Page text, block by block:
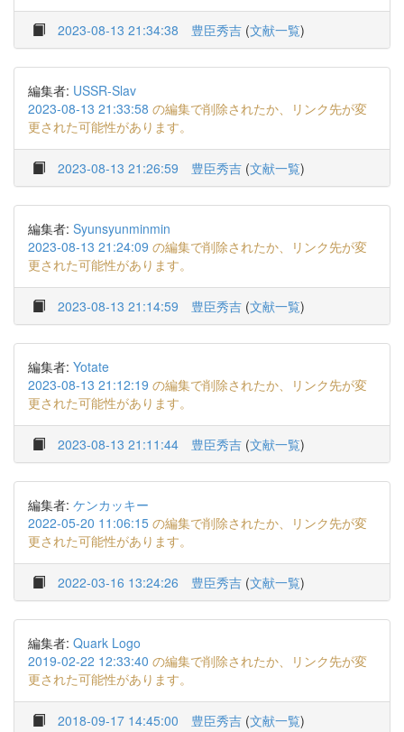
2023-08-13 21:34:38 豊臣秀吉 (文献一覧)
編集者: USSR-Slav
2023-08-13 21:33:58 の編集で削除されたか、リンク先が変
更された可能性があります。
2023-08-13 21:26:59 豊臣秀吉 (文献一覧)
編集者: Syunsyunminmin
2023-08-13 21:24:09 の編集で削除されたか、リンク先が変
更された可能性があります。
2023-08-13 21:14:59 豊臣秀吉 (文献一覧)
編集者: Yotate
2023-08-13 21:12:19 の編集で削除されたか、リンク先が変
更された可能性があります。
2023-08-13 21:11:44 豊臣秀吉 (文献一覧)
編集者: ケンカッキー
2022-05-20 11:06:15 の編集で削除されたか、リンク先が変
更された可能性があります。
2022-03-16 13:24:26 豊臣秀吉 (文献一覧)
編集者: Quark Logo
2019-02-22 12:33:40 の編集で削除されたか、リンク先が変
更された可能性があります。
2018-09-17 14:45:00 豊臣秀吉 (文献一覧)